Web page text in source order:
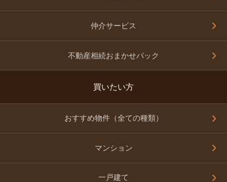
仲介サービス
不動産相続おまかせパック
買いたい方
おすすめ物件（全ての種類）
マンション
一戸建て